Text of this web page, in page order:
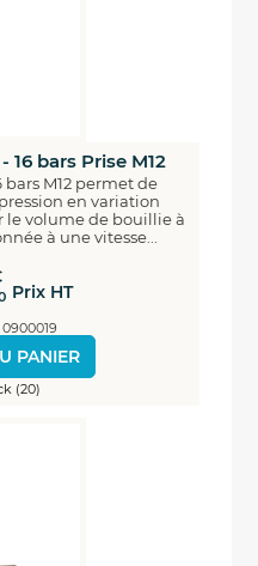
16 bars Prise M12
M12 permet de
en variation
volume de bouillie à
à une vitesse...
Prix HT
PANIER
(20)